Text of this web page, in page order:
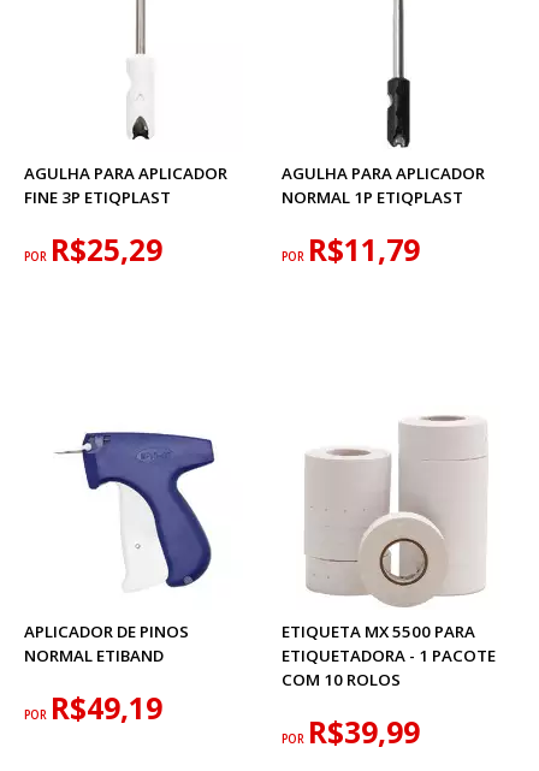
AGULHA PARA APLICADOR
FINE 3P ETIQPLAST
POR R$25,29
AGULHA PARA APLICADOR
NORMAL 1P ETIQPLAST
POR R$11,79
APLICADOR DE PINOS
NORMAL ETIBAND
POR R$49,19
ETIQUETA MX 5500 PARA
ETIQUETADORA - 1 PACOTE
COM 10 ROLOS
POR R$39,99